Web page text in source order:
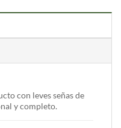
con leves señas de
y completo.